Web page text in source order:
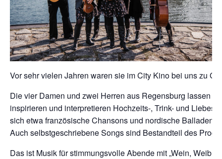
Vor sehr vielen Jahren waren sie im City Kino bei uns zu
Die vier Damen und zwei Herren aus Regensburg lassen
inspirieren und interpretieren Hochzeits-, Trink- und
sich etwa französische Chansons und nordische Balladen
Auch selbstgeschriebene Songs sind Bestandteil des
Das ist Musik für stimmungsvolle Abende mit „Wein, Weib,